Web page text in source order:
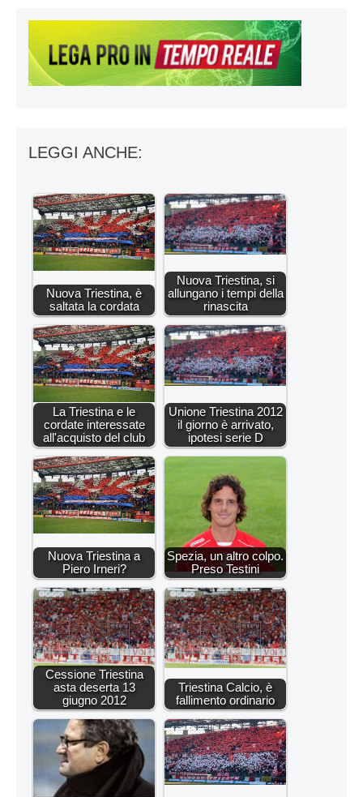
LEGGI ANCHE:
Nuova Triestina, è
saltata la cordata
Nuova Triestina, si
allungano i tempi della
rinascita
La Triestina e le
cordate interessate
all'acquisto del club
Unione Triestina 2012
il giorno è arrivato,
ipotesi serie D
Nuova Triestina a
Piero Irneri?
Spezia, un altro colpo.
Preso Testini
Cessione Triestina
asta deserta 13
giugno 2012
Triestina Calcio, è
fallimento ordinario